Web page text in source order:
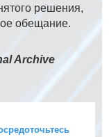
решения,
обещание.
Archive